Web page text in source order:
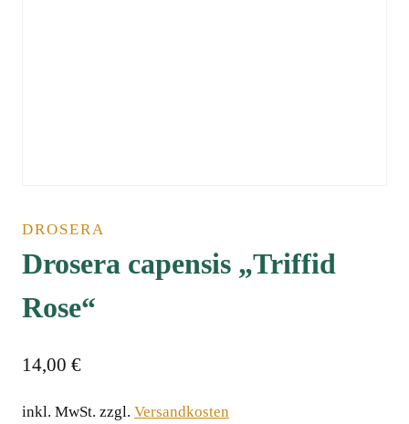
DROSERA
Drosera capensis „Triffid
Rose“
14,00 €
inkl. MwSt. zzgl. Versandkosten